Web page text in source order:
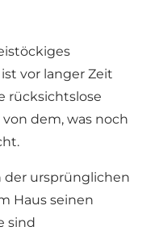
vor langer Zeit
rücksichtslose
dem, was noch
der ursprünglichen
Haus seinen
sind